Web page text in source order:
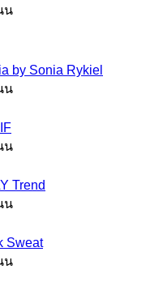
น
by Sonia Rykiel
น
น
Trend
น
Sweat
น